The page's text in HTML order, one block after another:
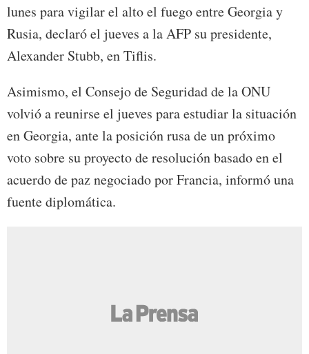
lunes para vigilar el alto el fuego entre Georgia y
Rusia, declaró el jueves a la AFP su presidente,
Alexander Stubb, en Tiflis.
Asimismo, el Consejo de Seguridad de la ONU
volvió a reunirse el jueves para estudiar la situación
en Georgia, ante la posición rusa de un próximo
voto sobre su proyecto de resolución basado en el
acuerdo de paz negociado por Francia, informó una
fuente diplomática.